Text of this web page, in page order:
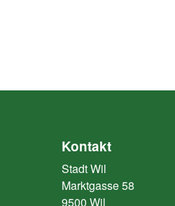
Kontakt
Stadt Wil
Marktgasse 58
9500 Wil